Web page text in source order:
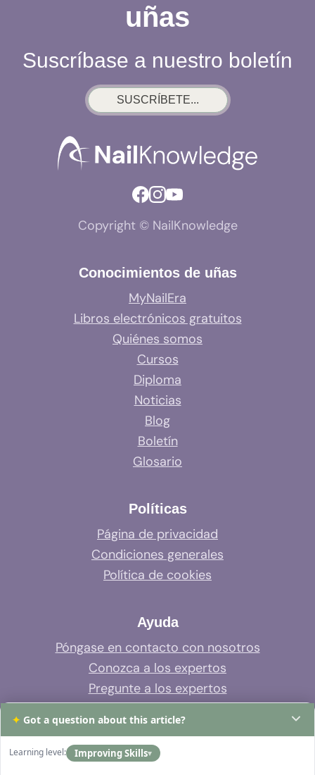
uñas
Suscríbase a nuestro boletín
SUSCRÍBETE...
Copyright © NailKnowledge
Conocimientos de uñas
MyNailEra
Libros electrónicos gratuitos
Quiénes somos
Cursos
Diploma
Noticias
Blog
Boletín
Glosario
Políticas
Página de privacidad
Condiciones generales
Política de cookies
Ayuda
Póngase en contacto con nosotros
Conozca a los expertos
Pregunte a los expertos
Soporte del sistema
Preguntas frecuentes
✦ Got a question about this article?
Learning level: Improving Skills▾